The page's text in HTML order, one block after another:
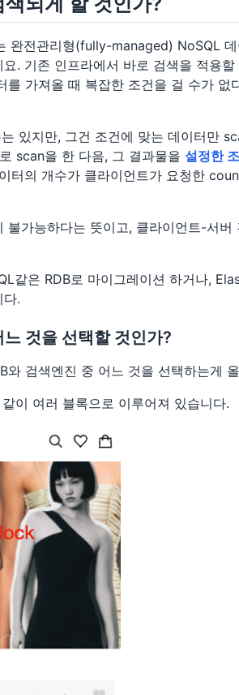
완전관리형(fully-managed) NoSQL
. 기존 인프라에서 바로 검색을 적용
를 가져올 때 복잡한 조건을 걸 수가 없
있지만, 그건 조건에 맞는 데이터만
scan을 한 다음, 그 결과물을 설정한
터의 개수가 클라이언트가 요청한
가능하다는 뜻이고, 클라이언트-서버
같은 RDB로 마이그레이션 하거나,
다.
것을 선택할 것인가?
와 검색엔진 중 어느 것을 선택하는게
이 여러 블록으로 이루어져 있습니다.